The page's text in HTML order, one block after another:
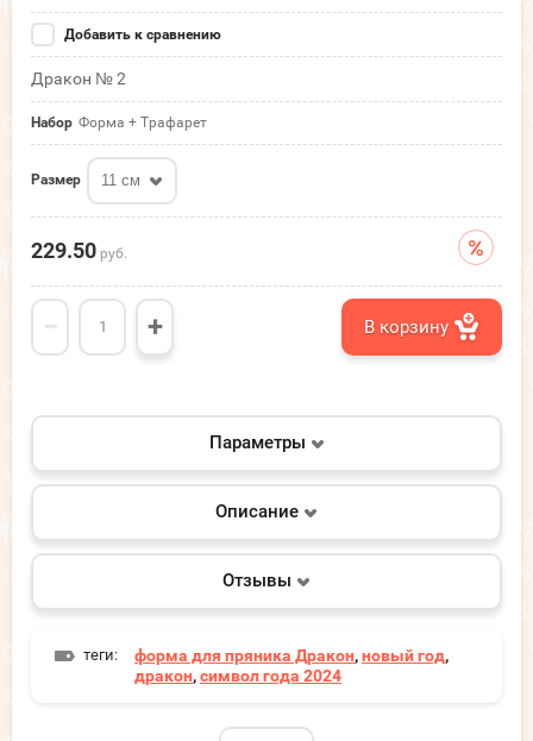
Добавить к сравнению
Дракон № 2
Набор Форма + Трафарет
Размер 11 см
229.50 руб.
− + В корзину
Параметры
Описание
Отзывы
теги: форма для пряника Дракон,новый год,
дракон,символ года 2024